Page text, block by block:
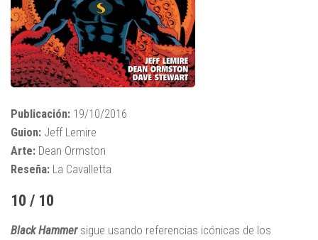
Publicación: 19/10/2016
Guion: Jeff Lemire
Arte: Dean Ormston
Reseña: La Cavalletta
10 / 10
Black Hammersigue usando referencias icónicas de los